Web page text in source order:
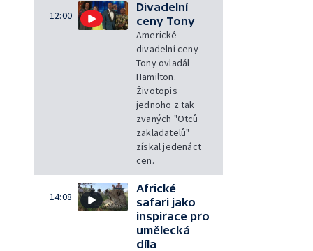
12:00
Divadelní
ceny Tony
Americké
divadelní ceny
Tony ovladál
Hamilton.
Životopis
jednoho z tak
zvaných "Otců
zakladatelů"
získal jedenáct
cen.
14:08
Africké
safari jako
inspirace pro
umělecká
díla